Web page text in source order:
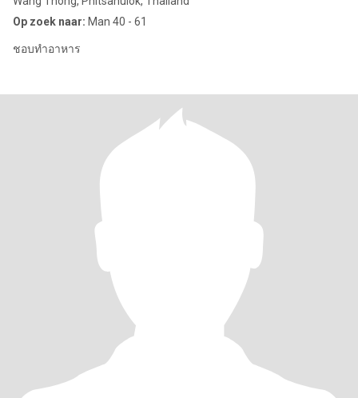
Op zoek naar: Man 40 - 61
ชอบทำอาหาร